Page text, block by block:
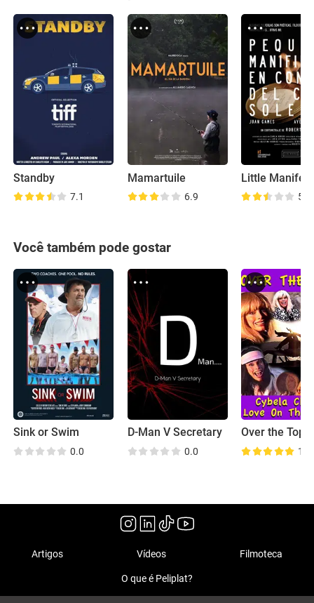
Standby
7.1
Mamartuile
6.9 5.6
Você também pode gostar
Sink or Swim
0.0
D-Man V Secretary
0.0
Artigos Vídeos Filmoteca
O que é Peliplat?